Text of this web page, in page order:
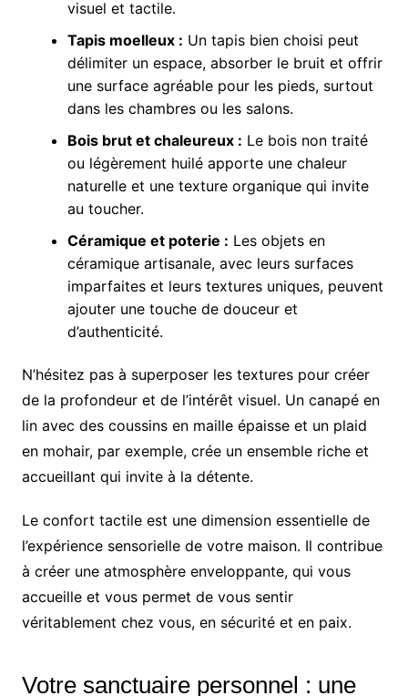
visuel et tactile.
Tapis moelleux : Un tapis bien choisi peut
délimiter un espace, absorber le bruit et offrir
une surface agréable pour les pieds, surtout
dans les chambres ou les salons.
Bois brut et chaleureux : Le bois non traité
ou légèrement huilé apporte une chaleur
naturelle et une texture organique qui invite
au toucher.
Céramique et poterie : Les objets en
céramique artisanale, avec leurs surfaces
imparfaites et leurs textures uniques, peuvent
ajouter une touche de douceur et
d’authenticité.
N’hésitez pas à superposer les textures pour créer
de la profondeur et de l’intérêt visuel. Un canapé en
lin avec des coussins en maille épaisse et un plaid
en mohair, par exemple, crée un ensemble riche et
accueillant qui invite à la détente.
Le confort tactile est une dimension essentielle de
l’expérience sensorielle de votre maison. Il contribue
à créer une atmosphère enveloppante, qui vous
accueille et vous permet de vous sentir
véritablement chez vous, en sécurité et en paix.
Votre sanctuaire personnel : une